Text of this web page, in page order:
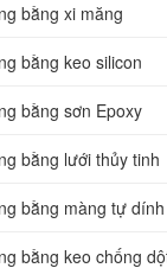
bằng xi măng
bằng keo silicon
bằng sơn Epoxy
bằng lưới thủy tinh
bằng màng tự dính
bằng keo chống